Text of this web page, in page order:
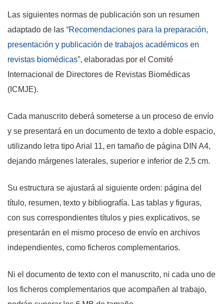
Las siguientes normas de publicación son un resumen
adaptado de las “Recomendaciones para la preparación,
presentación y publicación de trabajos académicos en
revistas biomédicas”, elaboradas por el Comité
Internacional de Directores de Revistas Biomédicas
(ICMJE).
Cada manuscrito deberá someterse a un proceso de envío
y se presentará en un documento de texto a doble espacio,
utilizando letra tipo Arial 11, en tamaño de página DIN A4,
dejando márgenes laterales, superior e inferior de 2,5 cm.
Su estructura se ajustará al siguiente orden: página del
título, resumen, texto y bibliografía. Las tablas y figuras,
con sus correspondientes títulos y pies explicativos, se
presentarán en el mismo proceso de envío en archivos
independientes, como ficheros complementarios.
Ni el documento de texto con el manuscrito, ni cada uno de
los ficheros complementarios que acompañen al trabajo,